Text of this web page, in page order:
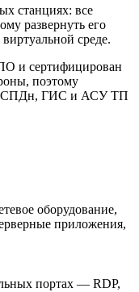
станциях: все
развернуть его
среде.
и сертифицирован
поэтому
ИСПДн, ГИС и АСУ ТП
оборудование,
приложения,
портах — RDP,